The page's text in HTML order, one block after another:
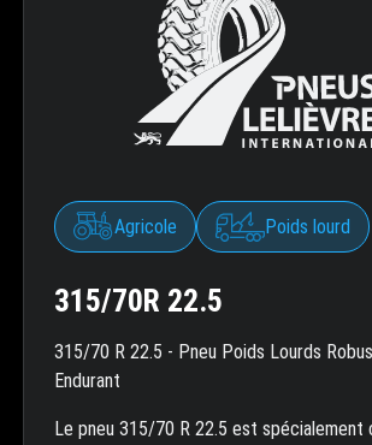
Agricole Poids lourd
315/70R 22.5
315/70 R 22.5 - Pneu Poids Lourds
Endurant
Le pneu 315/70 R 22.5 est spécialement